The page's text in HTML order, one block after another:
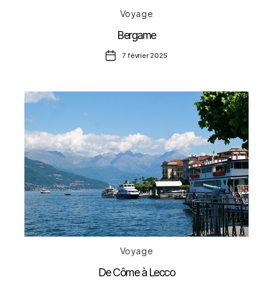
Catégories
Voyage
Bergame
Date7 février 2025
Catégories
Voyage
De Côme à Lecco